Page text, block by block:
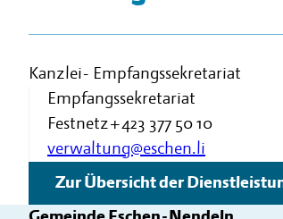
Kanzlei- Empfangssekretariat
Empfangssekretariat
Festnetz+423 377 50 10
verwaltung@eschen.li
Zur Übersicht der